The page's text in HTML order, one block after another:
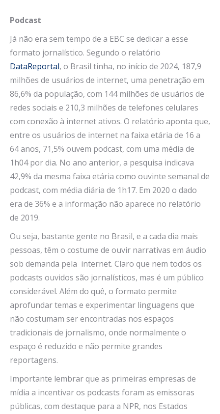
Podcast
Já não era sem tempo de a EBC se dedicar a esse
formato jornalístico. Segundo o relatório
DataReportal, o Brasil tinha, no início de 2024, 187,9
milhões de usuários de internet, uma penetração em
86,6% da população, com 144 milhões de usuários de
redes sociais e 210,3 milhões de telefones celulares
com conexão à internet ativos. O relatório aponta que,
entre os usuários de internet na faixa etária de 16 a
64 anos, 71,5% ouvem podcast, com uma média de
1h04 por dia. No ano anterior, a pesquisa indicava
42,9% da mesma faixa etária como ouvinte semanal de
podcast, com média diária de 1h17. Em 2020 o dado
era de 36% e a informação não aparece no relatório
de 2019.
Ou seja, bastante gente no Brasil, e a cada dia mais
pessoas, têm o costume de ouvir narrativas em áudio
sob demanda pela internet. Claro que nem todos os
podcasts ouvidos são jornalísticos, mas é um público
considerável. Além do quê, o formato permite
aprofundar temas e experimentar linguagens que
não costumam ser encontradas nos espaços
tradicionais de jornalismo, onde normalmente o
espaço é reduzido e não permite grandes
reportagens.
Importante lembrar que as primeiras empresas de
mídia a incentivar os podcasts foram as emissoras
públicas, com destaque para a NPR, nos Estados